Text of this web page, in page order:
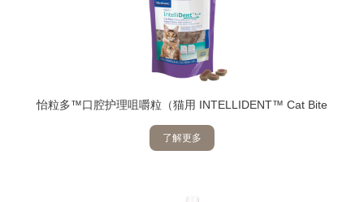
怡粒多™口腔护理咀嚼粒（猫用 INTELLIDENT™ Cat Bite
了解更多